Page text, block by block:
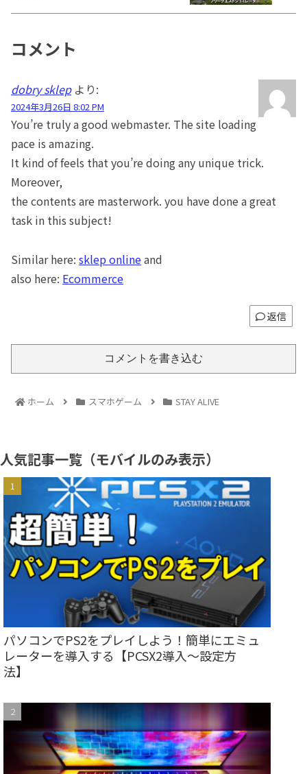
コメント
dobry sklep より:
2024年3月26日 8:02 PM
You’re truly a good webmaster. The site loading
pace is amazing.
It kind of feels that you’re doing any unique trick.
Moreover,
the contents are masterwork. you have done a great
task in this subject!
Similar here: sklep onlineand
also here: Ecommerce
返信
コメントを書き込む
ホーム スマホゲーム STAY ALIVE
人気記事一覧（モバイルのみ表示）
パソコンでPS2をプレイしよう！簡単にエミュ
レーターを導入する【PCSX2導入～設定方
法】